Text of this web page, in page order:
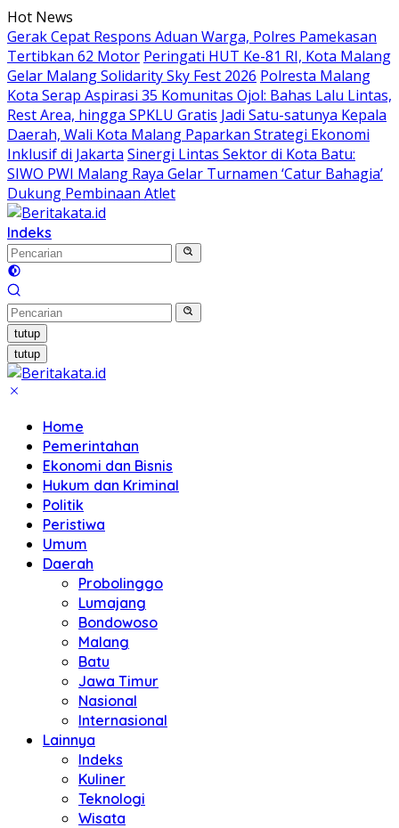
Langsung
ke
konten
Hot News
Gerak Cepat Respons Aduan Warga, Polres Pamekasan
Tertibkan 62 Motor Peringati HUT Ke-81 RI, Kota Malang
Gelar Malang Solidarity Sky Fest 2026 Polresta Malang
Kota Serap Aspirasi 35 Komunitas Ojol: Bahas Lalu Lintas,
Rest Area, hingga SPKLU Gratis Jadi Satu-satunya Kepala
Daerah, Wali Kota Malang Paparkan Strategi Ekonomi
Inklusif di Jakarta Sinergi Lintas Sektor di Kota Batu:
SIWO PWI Malang Raya Gelar Turnamen ‘Catur Bahagia’
Dukung Pembinaan Atlet
Indeks
tutup
tutup
Home
Pemerintahan
Ekonomi dan Bisnis
Hukum dan Kriminal
Politik
Peristiwa
Umum
Daerah
Probolinggo
Lumajang
Bondowoso
Malang
Batu
Jawa Timur
Nasional
Internasional
Lainnya
Indeks
Kuliner
Teknologi
Wisata